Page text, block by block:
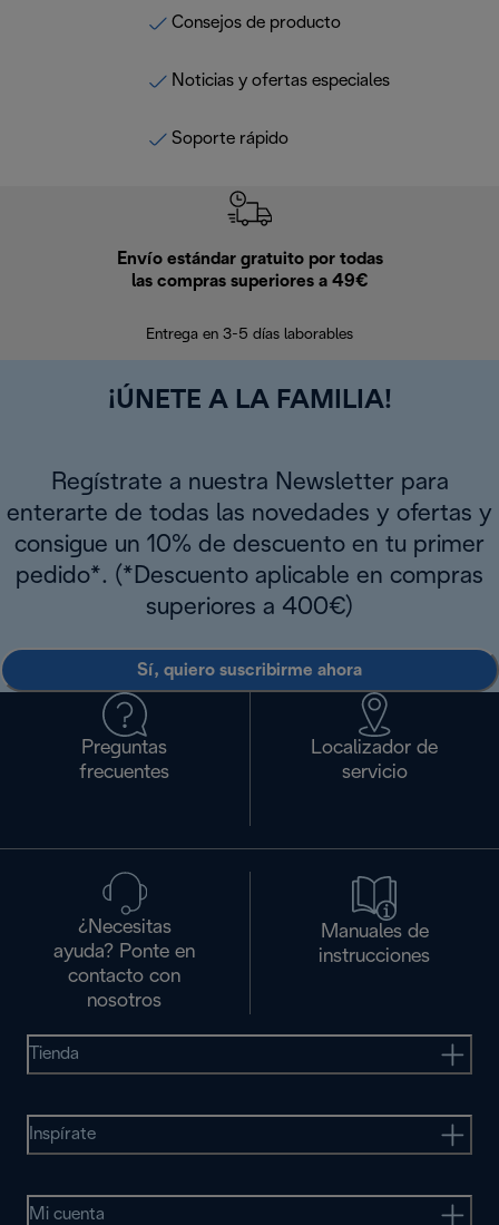
Consejos de producto
Noticias y ofertas especiales
Soporte rápido
Envío estándar gratuito por todas
las compras superiores a 49€
Entrega en 3-5 días laborables
¡ÚNETE A LA FAMILIA!
Regístrate a nuestra Newsletter para
enterarte de todas las novedades y ofertas y
consigue un 10% de descuento en tu primer
pedido*. (*Descuento aplicable en compras
superiores a 400€)
Sí, quiero suscribirme ahora
Preguntas
frecuentes
Localizador de
servicio
¿Necesitas
ayuda? Ponte en
contacto con
nosotros
Manuales de
instrucciones
Tienda
Inspírate
Mi cuenta